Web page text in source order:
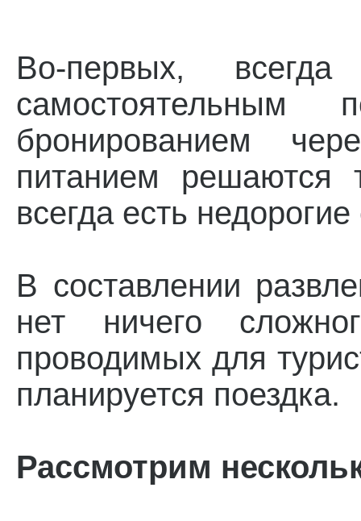
Во-первых, всегда
бронированием
питанием решаются
всегда есть
В составлении
нет ничего
проводимых для
планируется поездка.
Рассмотрим